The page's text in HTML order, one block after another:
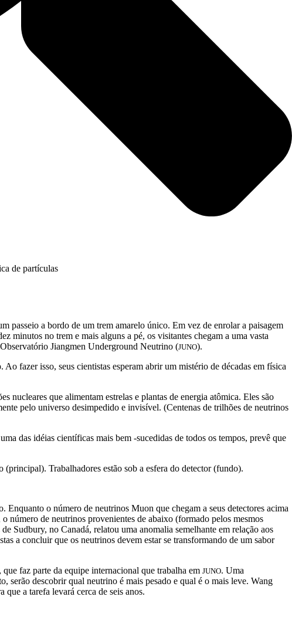
passeio a bordo de um trem amarelo único. Em vez de enrolar a paisagem
minutos no trem e mais alguns a pé, os visitantes chegam a uma vasta
Jiangmen Underground Neutrino (JUNO).
fazer isso, seus cientistas esperam abrir um mistério de décadas em física
nucleares que alimentam estrelas e plantas de energia atômica. Eles são
pelo universo desimpedido e invisível. (Centenas de trilhões de neutrinos
das idéias científicas mais bem -sucedidas de todos os tempos, prevê que
(principal). Trabalhadores estão sob a esfera do detector (fundo).
o número de neutrinos Muon que chegam a seus detectores acima
número de neutrinos provenientes de abaixo (formado pelos mesmos
Sudbury, no Canadá, relatou uma anomalia semelhante em relação aos
a concluir que os neutrinos devem estar se transformando de um sabor
faz parte da equipe internacional que trabalha em JUNO. Uma
serão descobrir qual neutrino é mais pesado e qual é o mais leve. Wang
a tarefa levará cerca de seis anos.